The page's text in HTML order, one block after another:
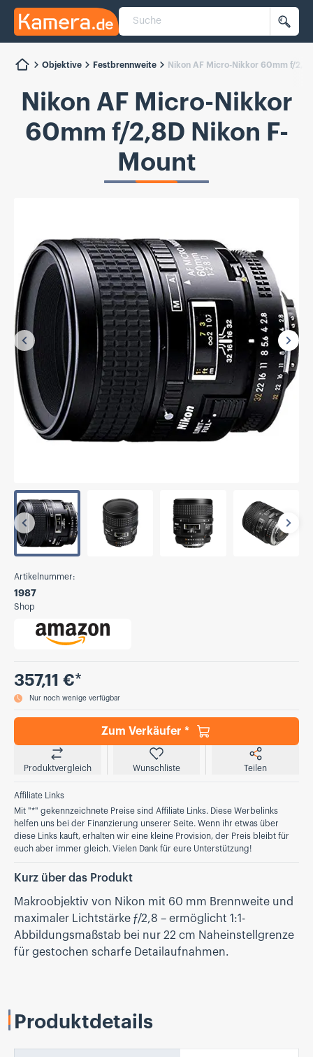
Kamera.de
Suche
Objektive Festbrennweite Nikon AF Micro-Nikkor 60mm f/
Nikon AF Micro-Nikkor
60mm f/2,8D Nikon F-
Mount
Vorherige
Vorherige
Artikelnummer:
1987
Shop
Preis
357,11 €*
Nur noch wenige verfügbar
Zum Verkäufer *
Produktvergleich Wunschliste Teilen
Affiliate Links
Mit "*" gekennzeichnete Preise sind Affiliate Links. Diese Werbelinks
helfen uns bei der Finanzierung unserer Seite. Wenn ihr etwas über
diese Links kauft, erhalten wir eine kleine Provision, der Preis bleibt für
euch aber immer gleich. Vielen Dank für eure Unterstützung!
Kurz über das Produkt
Makroobjektiv von Nikon mit 60 mm Brennweite und
maximaler Lichtstärke ƒ/2,8 – ermöglicht 1:1-
Abbildungsmaßstab bei nur 22 cm Naheinstellgrenze
für gestochen scharfe Detailaufnahmen.
Produktdetails